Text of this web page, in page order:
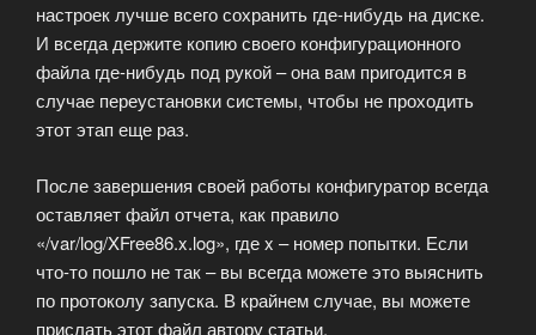
настроек лучше всего сохранить где-нибудь на диске.
И всегда держите копию своего конфигурационного
файла где-нибудь под рукой – она вам пригодится в
случае переустановки системы, чтобы не проходить
этот этап еще раз.
После завершения своей работы конфигуратор всегда
оставляет файл отчета, как правило
«/var/log/XFree86.x.log», где x – номер попытки. Если
что-то пошло не так – вы всегда можете это выяснить
по протоколу запуска. В крайнем случае, вы можете
прислать этот файл автору статьи.